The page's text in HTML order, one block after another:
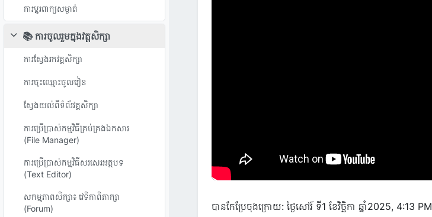
ការប្តូរពាក្យសម្ងាត់
វេញ
📚 ការចូលរួមក្នុងវគ្គសិក្សា
ការស្វែងរកវគ្គសិក្សា
ការចុះឈ្មោះចូលរៀន
ស្វែងយល់ពីទំព័រវគ្គសិក្សា
ការប្រើប្រាស់កម្មវិធីគ្រប់គ្រងឯកសារ
(File Manager)
ការប្រើប្រាស់កម្មវិធីសរសេរអត្ថបទ
(Text Editor)
សកម្មភាពសិក្សា៖ វេទិកាពិភាក្សា
(Forum)
បានកែប្រែចុងក្រោយ: ថ្ងៃសៅរ៍ ទី1 ខែវិច្ឆិកា ឆ្នាំ2025, 4:13 PM